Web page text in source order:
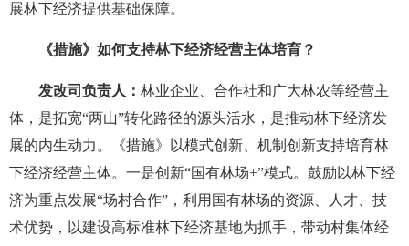
展林下经济提供基础保障。
《措施》如何支持林下经济经营主体培育？
发改司负责人： 林业企业、合作社和广大林农等经营主
体，是拓宽“两山”转化路径的源头活水，是推动林下经济发
展的内生动力。《措施》以模式创新、机制创新支持培育林
下经济经营主体。一是创新“国有林场+”模式。鼓励以林下经
济为重点发展“场村合作”，利用国有林场的资源、人才、技
术优势，以建设高标准林下经济基地为抓手，带动村集体经